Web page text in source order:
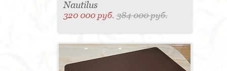
Nautilus
320 000 руб.384 000 руб.